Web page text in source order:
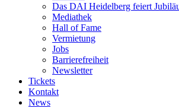
Das DAI Heidelberg feiert
Mediathek
Hall of Fame
Vermietung
Jobs
Barrierefreiheit
Newsletter
Tickets
Kontakt
News